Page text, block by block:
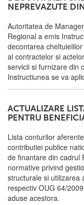
NEPREVAZUTE
Autoritatea de
Regional a emis
decontarea
al contractelor si
servicii si furnizare din
Instructiunea se va
ACTUALIZARE
PENTRU
Lista conturilor
contributiei publice
de finantare din cadrul
normative privind
structurale si utilizarea
respectiv OUG 64/
aduse acestora.